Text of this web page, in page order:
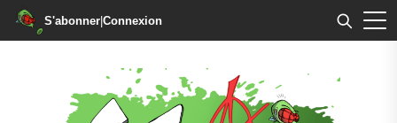
S'abonner|Connexion